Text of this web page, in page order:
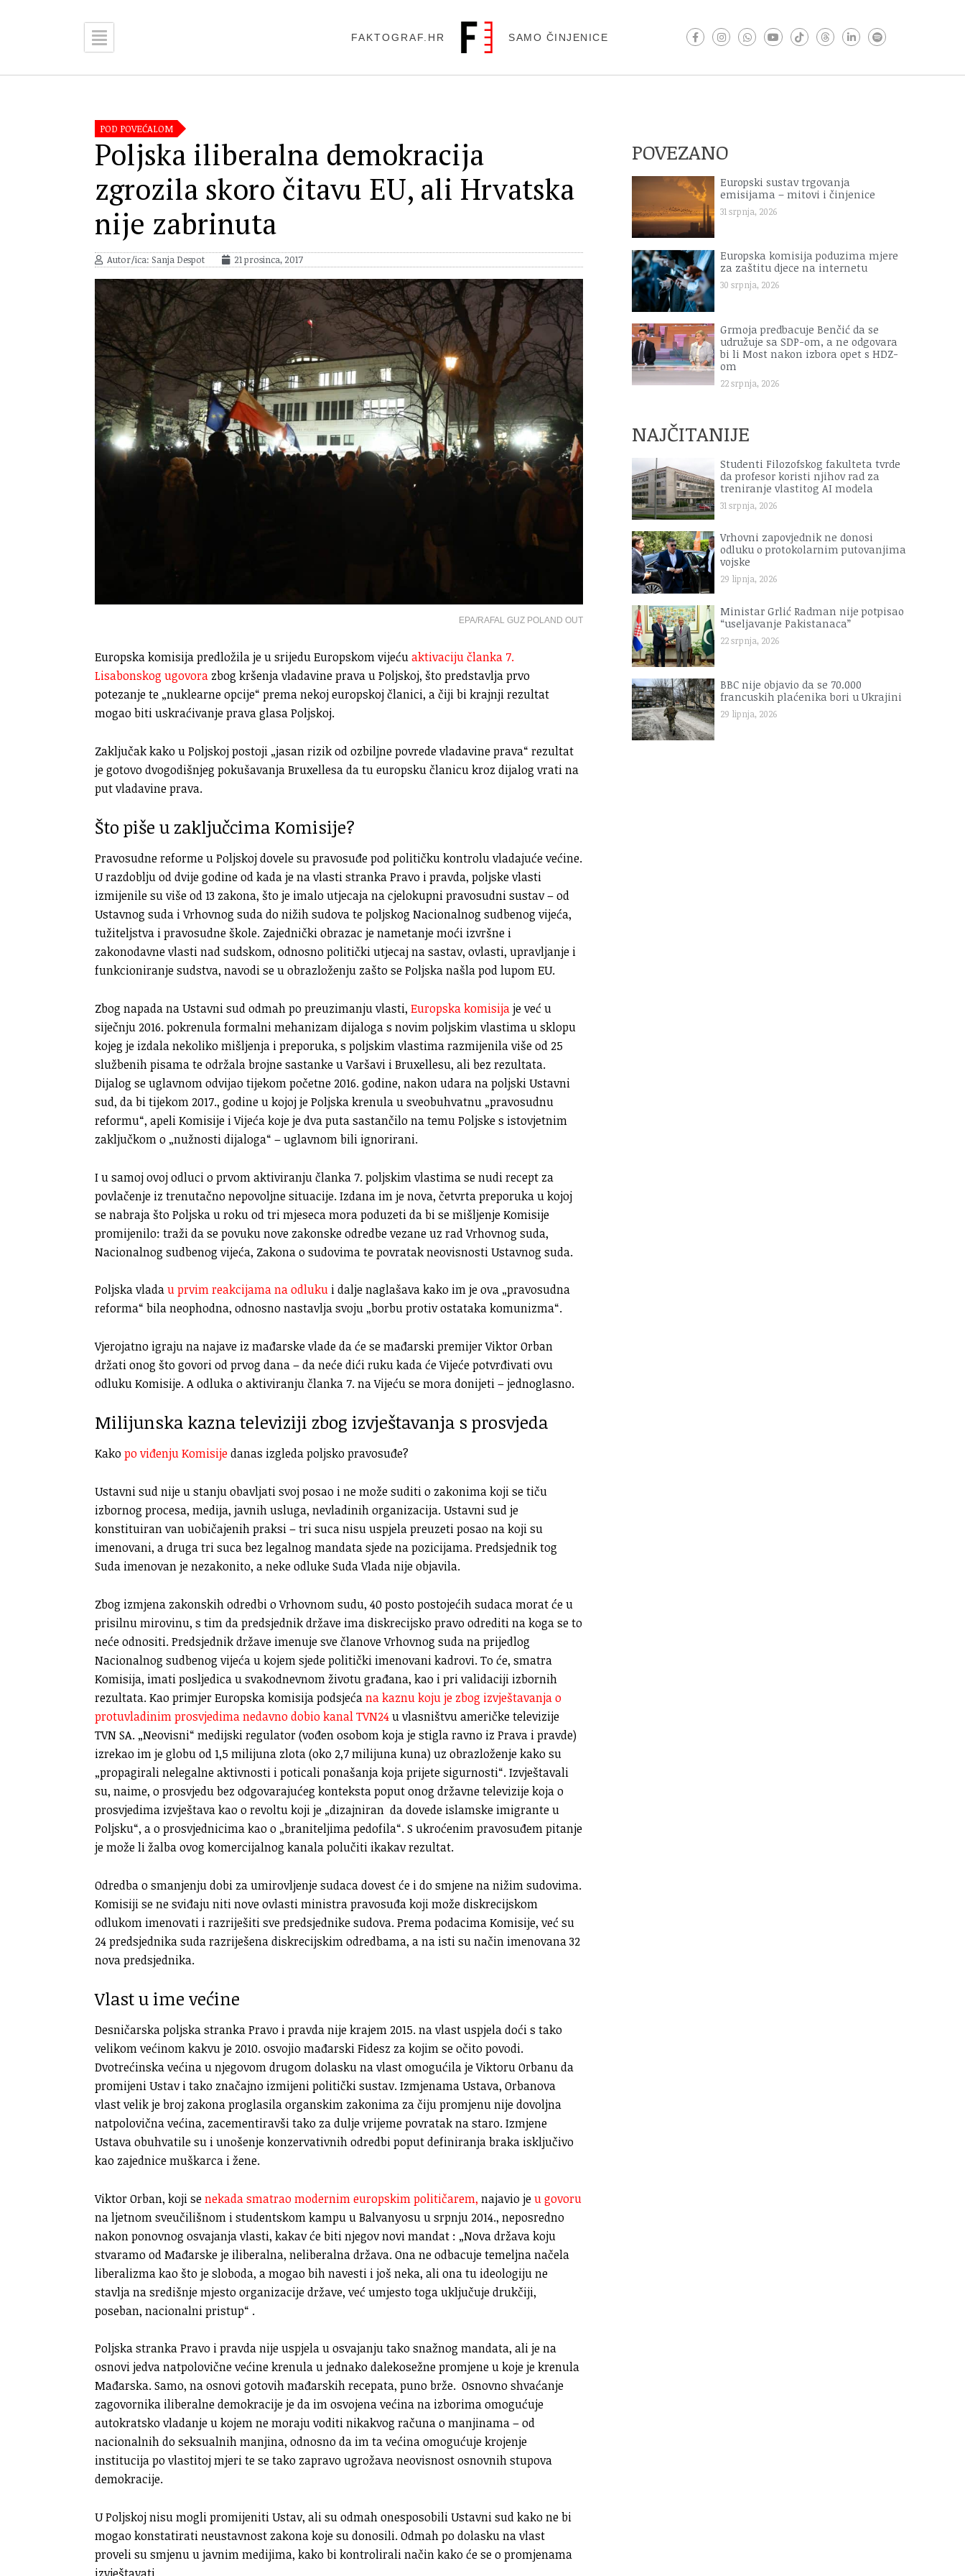
FAKTOGRAF.HR SAMO ČINJENICE
POD POVEĆALOM
Poljska iliberalna demokracija
zgrozila skoro čitavu EU, ali Hrvatska
nije zabrinuta
Autor/ica: Sanja Despot 21 prosinca, 2017
EPA/RAFAL GUZ POLAND OUT
Europska komisija predložila je u srijedu Europskom vijećuaktivaciju članka 7.
Lisabonskog ugovora zbog kršenja vladavine prava u Poljskoj, što predstavlja prvo
potezanje te „nuklearne opcije“ prema nekoj europskoj članici, a čiji bi krajnji rezultat
mogao biti uskraćivanje prava glasa Poljskoj.
Zaključak kako u Poljskoj postoji „jasan rizik od ozbiljne povrede vladavine prava“ rezultat
je gotovo dvogodišnjeg pokušavanja Bruxellesa da tu europsku članicu kroz dijalog vrati na
put vladavine prava.
Što piše u zaključcima Komisije?
Pravosudne reforme u Poljskoj dovele su pravosuđe pod političku kontrolu vladajuće većine.
U razdoblju od dvije godine od kada je na vlasti stranka Pravo i pravda, poljske vlasti
izmijenile su više od 13 zakona, što je imalo utjecaja na cjelokupni pravosudni sustav – od
Ustavnog suda i Vrhovnog suda do nižih sudova te poljskog Nacionalnog sudbenog vijeća,
tužiteljstva i pravosudne škole. Zajednički obrazac je nametanje moći izvršne i
zakonodavne vlasti nad sudskom, odnosno politički utjecaj na sastav, ovlasti, upravljanje i
funkcioniranje sudstva, navodi se u obrazloženju zašto se Poljska našla pod lupom EU.
Zbog napada na Ustavni sud odmah po preuzimanju vlasti, Europska komisijaje već u
siječnju 2016. pokrenula formalni mehanizam dijaloga s novim poljskim vlastima u sklopu
kojeg je izdala nekoliko mišljenja i preporuka, s poljskim vlastima razmijenila više od 25
službenih pisama te održala brojne sastanke u Varšavi i Bruxellesu, ali bez rezultata.
Dijalog se uglavnom odvijao tijekom početne 2016. godine, nakon udara na poljski Ustavni
sud, da bi tijekom 2017., godine u kojoj je Poljska krenula u sveobuhvatnu „pravosudnu
reformu“, apeli Komisije i Vijeća koje je dva puta sastančilo na temu Poljske s istovjetnim
zaključkom o „nužnosti dijaloga“ – uglavnom bili ignorirani.
I u samoj ovoj odluci o prvom aktiviranju članka 7. poljskim vlastima se nudi recept za
povlačenje iz trenutačno nepovoljne situacije. Izdana im je nova, četvrta preporuka u kojoj
se nabraja što Poljska u roku od tri mjeseca mora poduzeti da bi se mišljenje Komisije
promijenilo: traži da se povuku nove zakonske odredbe vezane uz rad Vrhovnog suda,
Nacionalnog sudbenog vijeća, Zakona o sudovima te povratak neovisnosti Ustavnog suda.
Poljska vladau prvim reakcijama na odluku i dalje naglašava kako im je ova „pravosudna
reforma“ bila neophodna, odnosno nastavlja svoju „borbu protiv ostataka komunizma“.
Vjerojatno igraju na najave iz mađarske vlade da će se mađarski premijer Viktor Orban
držati onog što govori od prvog dana – da neće dići ruku kada će Vijeće potvrđivati ovu
odluku Komisije. A odluka o aktiviranju članka 7. na Vijeću se mora donijeti – jednoglasno.
Milijunska kazna televiziji zbog izvještavanja s prosvjeda
Kakopo viđenju Komisijedanas izgleda poljsko pravosuđe?
Ustavni sud nije u stanju obavljati svoj posao i ne može suditi o zakonima koji se tiču
izbornog procesa, medija, javnih usluga, nevladinih organizacija. Ustavni sud je
konstituiran van uobičajenih praksi – tri suca nisu uspjela preuzeti posao na koji su
imenovani, a druga tri suca bez legalnog mandata sjede na pozicijama. Predsjednik tog
Suda imenovan je nezakonito, a neke odluke Suda Vlada nije objavila.
Zbog izmjena zakonskih odredbi o Vrhovnom sudu, 40 posto postojećih sudaca morat će u
prisilnu mirovinu, s tim da predsjednik države ima diskrecijsko pravo odrediti na koga se to
neće odnositi. Predsjednik države imenuje sve članove Vrhovnog suda na prijedlog
Nacionalnog sudbenog vijeća u kojem sjede politički imenovani kadrovi. To će, smatra
Komisija, imati posljedica u svakodnevnom životu građana, kao i pri validaciji izbornih
rezultata. Kao primjer Europska komisija podsjećana kaznu koju je zbog izvještavanja o
protuvladinim prosvjedima nedavno dobio kanal TVN24u vlasništvu američke televizije
TVN SA. „Neovisni“ medijski regulator (vođen osobom koja je stigla ravno iz Prava i pravde)
izrekao im je globu od 1,5 milijuna zlota (oko 2,7 milijuna kuna) uz obrazloženje kako su
„propagirali nelegalne aktivnosti i poticali ponašanja koja prijete sigurnosti“. Izvještavali
su, naime, o prosvjedu bez odgovarajućeg konteksta poput onog državne televizije koja o
prosvjedima izvještava kao o revoltu koji je „dizajniran da dovede islamske imigrante u
Poljsku“, a o prosvjednicima kao o „braniteljima pedofila“. S ukroćenim pravosuđem pitanje
je može li žalba ovog komercijalnog kanala polučiti ikakav rezultat.
Odredba o smanjenju dobi za umirovljenje sudaca dovest će i do smjene na nižim sudovima.
Komisiji se ne sviđaju niti nove ovlasti ministra pravosuđa koji može diskrecijskom
odlukom imenovati i razriješiti sve predsjednike sudova. Prema podacima Komisije, već su
24 predsjednika suda razriješena diskrecijskim odredbama, a na isti su način imenovana 32
nova predsjednika.
Vlast u ime većine
Desničarska poljska stranka Pravo i pravda nije krajem 2015. na vlast uspjela doći s tako
velikom većinom kakvu je 2010. osvojio mađarski Fidesz za kojim se očito povodi.
Dvotrećinska većina u njegovom drugom dolasku na vlast omogućila je Viktoru Orbanu da
promijeni Ustav i tako značajno izmijeni politički sustav. Izmjenama Ustava, Orbanova
vlast velik je broj zakona proglasila organskim zakonima za čiju promjenu nije dovoljna
natpolovična većina, zacementiravši tako za dulje vrijeme povratak na staro. Izmjene
Ustava obuhvatile su i unošenje konzervativnih odredbi poput definiranja braka isključivo
kao zajednice muškarca i žene.
Viktor Orban, koji senekada smatrao modernim europskim političarem, najavio jeu govoru
na ljetnom sveučilišnom i studentskom kampu u Balvanyosu u srpnju 2014., neposredno
nakon ponovnog osvajanja vlasti, kakav će biti njegov novi mandat : „Nova država koju
stvaramo od Mađarske je iliberalna, neliberalna država. Ona ne odbacuje temeljna načela
liberalizma kao što je sloboda, a mogao bih navesti i još neka, ali ona tu ideologiju ne
stavlja na središnje mjesto organizacije države, već umjesto toga uključuje drukčiji,
poseban, nacionalni pristup“ .
Poljska stranka Pravo i pravda nije uspjela u osvajanju tako snažnog mandata, ali je na
osnovi jedva natpolovične većine krenula u jednako dalekosežne promjene u koje je krenula
Mađarska. Samo, na osnovi gotovih mađarskih recepata, puno brže. Osnovno shvaćanje
zagovornika iliberalne demokracije je da im osvojena većina na izborima omogućuje
autokratsko vladanje u kojem ne moraju voditi nikakvog računa o manjinama – od
nacionalnih do seksualnih manjina, odnosno da im ta većina omogućuje krojenje
institucija po vlastitoj mjeri te se tako zapravo ugrožava neovisnost osnovnih stupova
demokracije.
U Poljskoj nisu mogli promijeniti Ustav, ali su odmah onesposobili Ustavni sud kako ne bi
mogao konstatirati neustavnost zakona koje su donosili. Odmah po dolasku na vlast
proveli su smjenu u javnim medijima, kako bi kontrolirali način kako će se o promjenama
POVEZANO
Europski sustav trgovanja
emisijama – mitovi i činjenice
31 srpnja, 2026
Europska komisija poduzima mjere
za zaštitu djece na internetu
30 srpnja, 2026
Grmoja predbacuje Benčić da se
udružuje sa SDP-om, a ne odgovara
bi li Most nakon izbora opet s HDZ-
om
22 srpnja, 2026
NAJČITANIJE
Studenti Filozofskog fakulteta tvrde
da profesor koristi njihov rad za
treniranje vlastitog AI modela
31 srpnja, 2026
Vrhovni zapovjednik ne donosi
odluku o protokolarnim putovanjima
vojske
29 lipnja, 2026
Ministar Grlić Radman nije potpisao
“useljavanje Pakistanaca”
22 srpnja, 2026
BBC nije objavio da se 70.000
francuskih plaćenika bori u Ukrajini
29 lipnja, 2026